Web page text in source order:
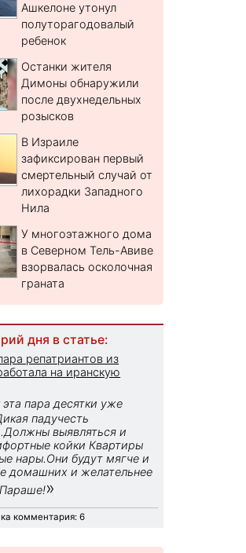
Ашкелоне утонул
полуторагодовалый
ребенок
Останки жителя
Димоны обнаружили
после двухнедельных
розысков
В Израиле
зафиксирован первый
смертельный случай от
лихорадки Западного
Нила
У многоэтажного дома
в Северном Тель-Авиве
взорвалась осколочная
граната
дня в статье:
репатриантов из
на иранскую
эта пара десятки уже
падучесть
выявляться и
койки Квартиры
нары.Они будут мягче и
домашних и желательнее
»
комментария: 6